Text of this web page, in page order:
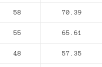
58 70.39
55 65.61
48 57.35